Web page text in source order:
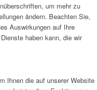
um mehr zu
ändern. Beachten Sie,
Auswirkungen auf Ihre
haben kann, die wir
Ihnen die auf unserer Website